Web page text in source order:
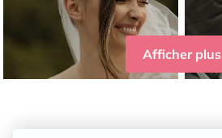
Afficher plus